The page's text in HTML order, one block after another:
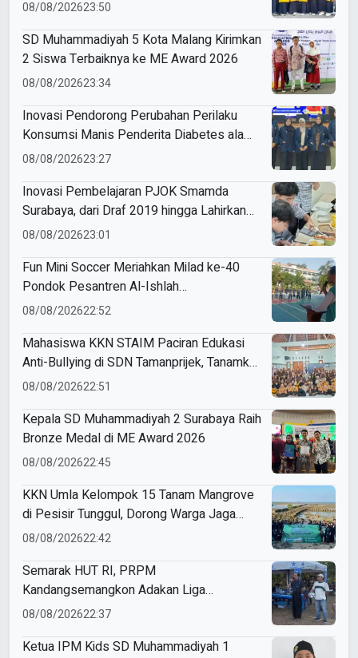
08/08/202623:50
SD Muhammadiyah 5 Kota Malang Kirimkan
2 Siswa Terbaiknya ke ME Award 2026
08/08/202623:34
Inovasi Pendorong Perubahan Perilaku
Konsumsi Manis Penderita Diabetes ala
Mahasiswa Unesa
08/08/202623:27
Inovasi Pembelajaran PJOK Smamda
Surabaya, dari Draf 2019 hingga Lahirkan
Modul Gizi Digital
08/08/202623:01
Fun Mini Soccer Meriahkan Milad ke-40
Pondok Pesantren Al-Ishlah
Sendangagung
08/08/202622:52
Mahasiswa KKN STAIM Paciran Edukasi
Anti-Bullying di SDN Tamanprijek, Tanamkan
Empati Sejak Dini
08/08/202622:51
Kepala SD Muhammadiyah 2 Surabaya Raih
Bronze Medal di ME Award 2026
08/08/202622:45
KKN Umla Kelompok 15 Tanam Mangrove
di Pesisir Tunggul, Dorong Warga Jaga
Lingkungan
08/08/202622:42
Semarak HUT RI, PRPM
Kandangsemangkon Adakan Liga
Kemerdekaan 2026
08/08/202622:37
Ketua IPM Kids SD Muhammadiyah 1